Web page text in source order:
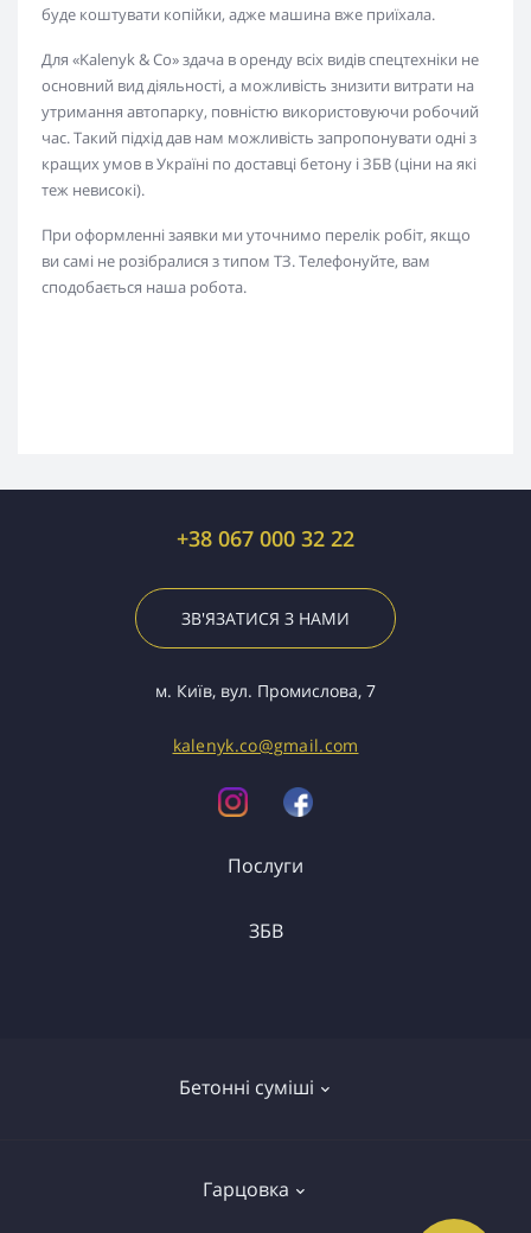
буде коштувати копійки, адже машина вже приїхала.
Для «Kalenyk & Co» здача в оренду всіх видів спецтехніки не
основний вид діяльності, а можливість знизити витрати на
утримання автопарку, повністю використовуючи робочий
час. Такий підхід дав нам можливість запропонувати одні з
кращих умов в Україні по доставці бетону і ЗБВ (ціни на які
теж невисокі).
При оформленні заявки ми уточнимо перелік робіт, якщо
ви самі не розібралися з типом ТЗ. Телефонуйте, вам
сподобається наша робота.
+38 067 000 32 22
ЗВ'ЯЗАТИСЯ З НАМИ
м. Київ, вул. Промислова, 7
kalenyk.co@gmail.com
Бетонні суміші
Гарцовка
Послуги
Вантажоперевезення
ЗБВ
Сходи
Елементи огороджень